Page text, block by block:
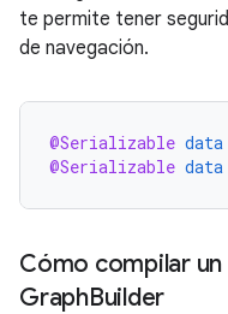
te permite tener
de navegación.
@Serializable data
@Serializable data
Cómo compilar
GraphBuilder